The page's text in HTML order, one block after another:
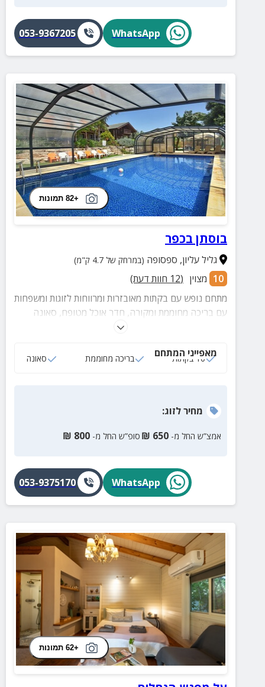
WhatsApp
053-9367205
+82 תמונות
בוסתן בכפר
גליל עליון, ספסופה (במרחק של 4.7 ק"מ)
10 מצוין (
12 חוות דעת)
מתחם נופש עם בקתות מאובזרות ומרווחות לזוגות ומשפחות
עם בריכה מחוממת ומקורה, חדר אוכל מטופח, סאונה
וג'קוזי ספא להעשרה החוויה, חדר סנוקר חוויתי ושלל
מאפייני המתחם
10 בקתות בריכה מחוממת סאונה
מחירלזוג:
אמצ”ש החל מ- 650
₪ סופ”ש החל מ- 800
₪
WhatsApp
053-9375170
+62 תמונות